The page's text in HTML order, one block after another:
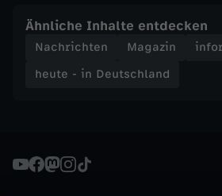
d
-
u
Ähnliche Inhalte entdecken
Nachrichten Magazin
heute - in Deutschland